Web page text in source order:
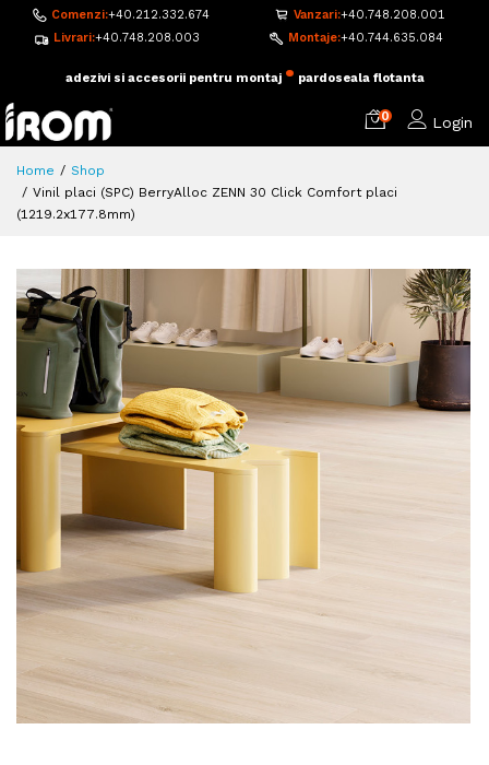
Comenzi:+40.212.332.674 Vanzari:+40.748.208.001
Livrari:+40.748.208.003 Montaje:+40.744.635.084
adezivi si accesorii pentru montaj • pardoseala flotanta
0 Login
Home
Shop
Vinil placi (SPC) BerryAlloc ZENN 30 Click Comfort placi
(1219.2x177.8mm)